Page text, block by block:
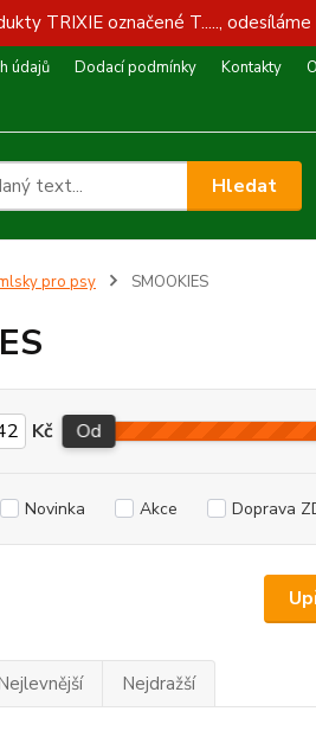
TRIXIE označené T.....,
údajů Dodací podmínky Kontakty
Hledat
pro psy SMOOKIES
Kč Od
Novinka Akce Doprava
Nejdražší